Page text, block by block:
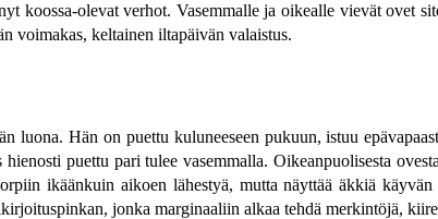
koossa-olevat verhot. Vasemmalle ja oikealle vievät ovet
voimakas, keltainen iltapäivän valaistus.
luona. Hän on puettu kuluneeseen pukuun, istuu
puettu pari tulee vasemmalla. Oikeanpuolisesta
ikäänkuin aikoen lähestyä, mutta näyttää äkkiä
jonka marginaaliin alkaa tehdä merkintöjä,